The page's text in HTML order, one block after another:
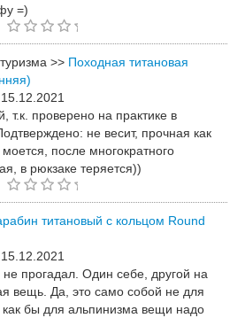
=)
>> Походная титановая
, 15.12.2021
проверено на практике в
не весит, прочная как
после многократного
в рюкзаке теряется))
титановый с кольцом Round
, 15.12.2021
прогадал. Один себе, другой на
вещь. Да, это само собой не для
бы для альпинизма вещи надо